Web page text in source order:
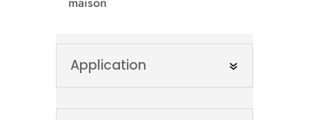
Application